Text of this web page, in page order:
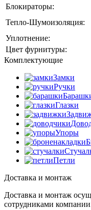
Блокираторы:
Тепло-Шумоизоляция:
Уплотнение:
Цвет фурнитуры:
Комплектующие
Замки
Ручки
Глазки
Упоры
Петли
Доставка и монтаж
Доставка и монтаж
сотрудниками